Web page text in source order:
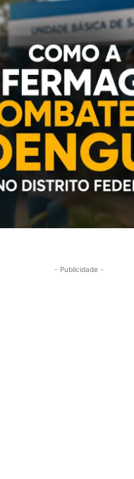
- Publicidade -